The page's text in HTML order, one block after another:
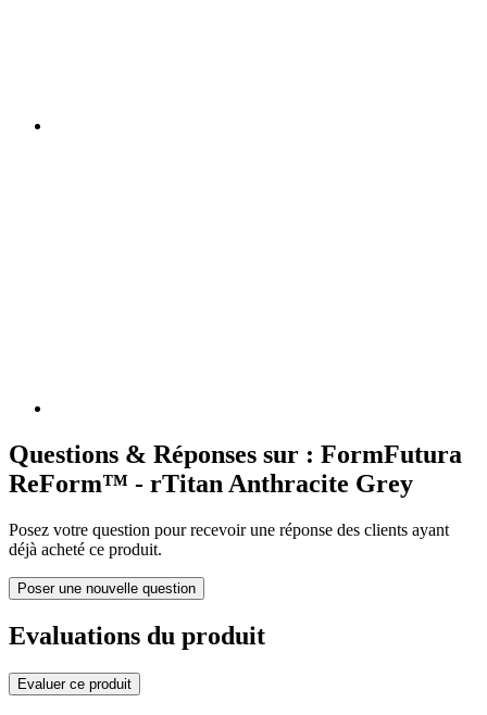
Questions & Réponses sur : FormFutura
ReForm™ - rTitan Anthracite Grey
Posez votre question pour recevoir une réponse des clients ayant
déjà acheté ce produit.
Poser une nouvelle question
Evaluations du produit
Evaluer ce produit